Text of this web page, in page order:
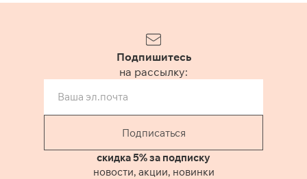
Подпишитесь
на рассылку:
Подписаться
скидка 5% за подписку
новости, акции, новинки